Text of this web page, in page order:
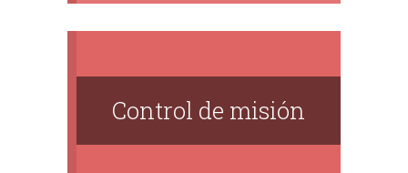
Control de misión